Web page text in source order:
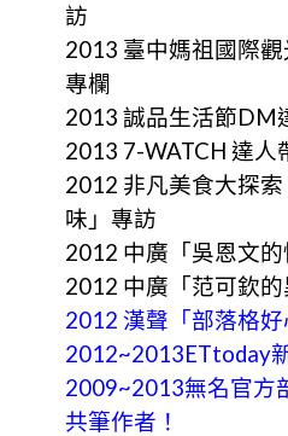
訪
2013 臺中媽祖國際
專欄
2013 誠品生活節DM
2013 7-WATCH 達人
2012 非凡美食大探
味」專訪
2012 中廣「吳恩文
2012 中廣「范可欽
2012 漢聲「部落格
2012~2013ETtoday
2009~2013無名官方
共筆作者！